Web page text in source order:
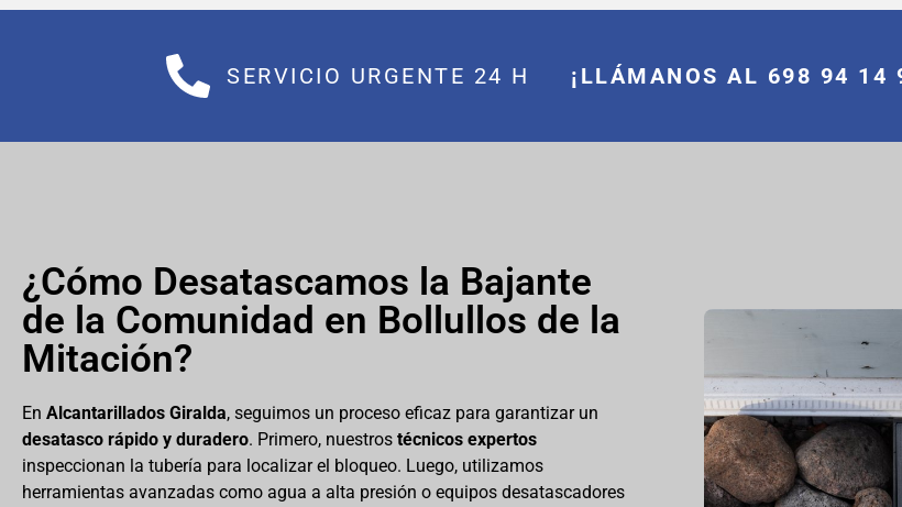
SERVICIO URGENTE 24 H ¡LLÁMANOS AL 698 94 14
¿Cómo Desatascamos la Bajante
de la Comunidad en Bollullos de la
Mitación?
En Alcantarillados Giralda, seguimos un proceso eficaz para garantizar un
desatasco rápido y duradero. Primero, nuestros técnicos expertos
inspeccionan la tubería para localizar el bloqueo. Luego, utilizamos
herramientas avanzadas como agua a alta presión o equipos desatascadores